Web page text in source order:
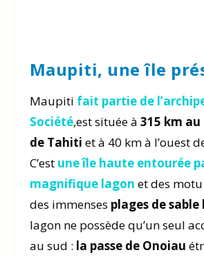
Maupiti, une île
Maupiti fait partie de
Société,est située à 315 km
de Tahiti et à 40 km à l’ouest
C’est une île haute entourée
magnifique lagon et des
des immenses plages de sable
lagon ne possède qu’un seul
au sud : la passe de Onoiau